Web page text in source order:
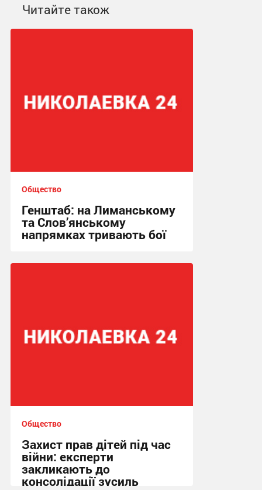
Читайте також
Общество
Генштаб: на Лиманському
та Слов’янському
напрямках тривають бої
Общество
Захист прав дітей під час
війни: експерти
закликають до
консолідації зусиль